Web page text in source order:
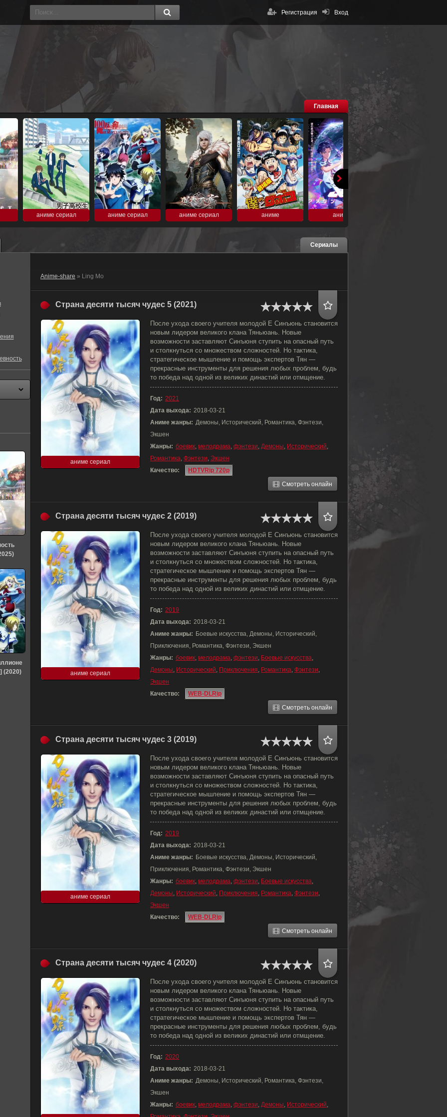
Вход
Регистрация
Главная
аниме сериал аниме сериал аниме сериал аниме аниме
Сериалы
Anime-share » Ling Mo
Страна десяти тысяч чудес 5 (2021)
аниме сериал
После ухода своего учителя молодой Е Синъюнь становится
новым лидером великого клана Тяньюань. Новые
возможности заставляют Синъюня ступить на опасный путь
и столкнуться со множеством сложностей. Но тактика,
стратегическое мышление и помощь экспертов Тян —
прекрасные инструменты для решения любых проблем, будь
то победа над одной из великих династий или отмщение.
Год: 2021
Дата выхода: 2018-03-21
Аниме жанры: Демоны, Исторический, Романтика, Фэнтези,
Экшен
Жанры: боевик, мелодрама, фэнтези, Демоны, Исторический,
Романтика, Фэнтези, Экшен
Качество:
HDTVRip 720p
Смотреть онлайн
Страна десяти тысяч чудес 2 (2019)
аниме сериал
После ухода своего учителя молодой Е Синъюнь становится
новым лидером великого клана Тяньюань. Новые
возможности заставляют Синъюня ступить на опасный путь
и столкнуться со множеством сложностей. Но тактика,
стратегическое мышление и помощь экспертов Тян —
прекрасные инструменты для решения любых проблем, будь
то победа над одной из великих династий или отмщение.
Год: 2019
Дата выхода: 2018-03-21
Аниме жанры: Боевые искусства, Демоны, Исторический,
Приключения, Романтика, Фэнтези, Экшен
Жанры: боевик, мелодрама, фэнтези, Боевые искусства,
Демоны, Исторический, Приключения, Романтика, Фэнтези,
Экшен
Качество:
WEB-DLRip
Смотреть онлайн
Страна десяти тысяч чудес 3 (2019)
аниме сериал
После ухода своего учителя молодой Е Синъюнь становится
новым лидером великого клана Тяньюань. Новые
возможности заставляют Синъюня ступить на опасный путь
и столкнуться со множеством сложностей. Но тактика,
стратегическое мышление и помощь экспертов Тян —
прекрасные инструменты для решения любых проблем, будь
то победа над одной из великих династий или отмщение.
Год: 2019
Дата выхода: 2018-03-21
Аниме жанры: Боевые искусства, Демоны, Исторический,
Приключения, Романтика, Фэнтези, Экшен
Жанры: боевик, мелодрама, фэнтези, Боевые искусства,
Демоны, Исторический, Приключения, Романтика, Фэнтези,
Экшен
Качество:
WEB-DLRip
Смотреть онлайн
Страна десяти тысяч чудес 4 (2020)
После ухода своего учителя молодой Е Синъюнь становится
новым лидером великого клана Тяньюань. Новые
возможности заставляют Синъюня ступить на опасный путь
и столкнуться со множеством сложностей. Но тактика,
стратегическое мышление и помощь экспертов Тян —
прекрасные инструменты для решения любых проблем, будь
то победа над одной из великих династий или отмщение.
Год: 2020
Дата выхода: 2018-03-21
Аниме жанры: Демоны, Исторический, Романтика, Фэнтези,
Экшен
Жанры: боевик, мелодрама, фэнтези, Демоны, Исторический,
(2020)